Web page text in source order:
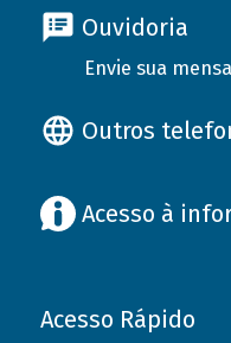
Ouvidoria
Envie sua
Outros
Acesso à
Acesso Rápido